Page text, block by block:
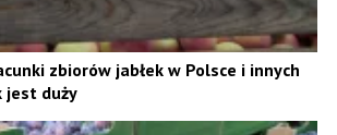
zbiorów jabłek w Polsce i innych
jest duży